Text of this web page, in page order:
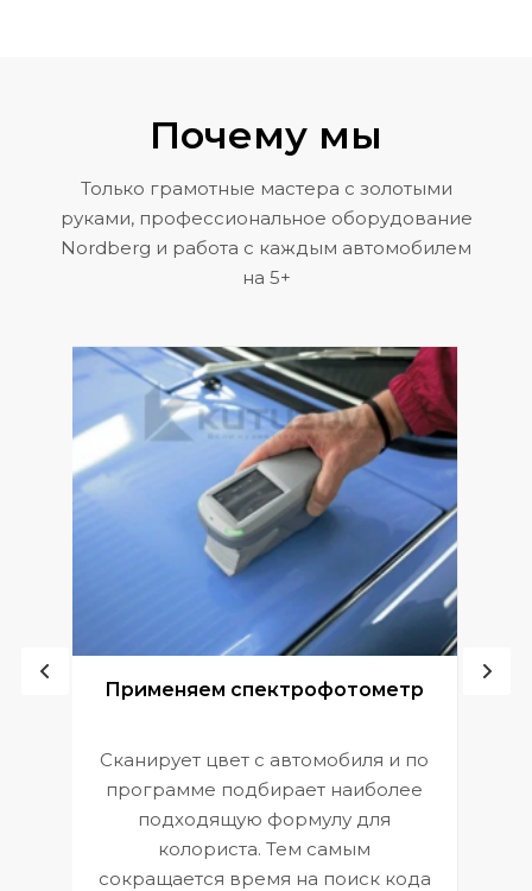
Почему мы
Только грамотные мастера с золотыми
руками, профессиональное оборудование
Nordberg и работа с каждым автомобилем
на 5+
Применяем спектрофотометр
Сканирует цвет с автомобиля и по
программе подбирает наиболее
подходящую формулу для
колориста. Тем самым
сокращается время на поиск кода